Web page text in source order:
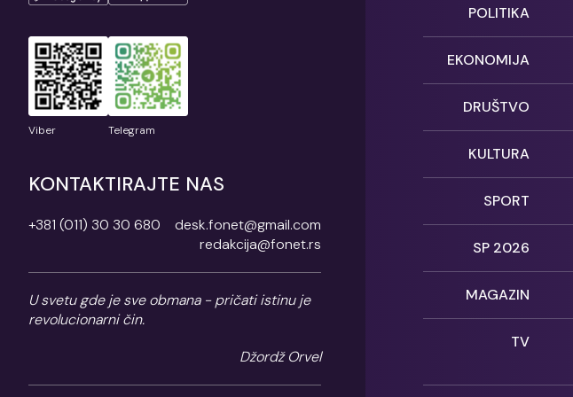
Viber Telegram
KONTAKTIRAJTE NAS
+381 (011) 30 30 680
desk.fonet@gmail.com
redakcija@fonet.rs
U svetu gde je sve obmana - pričati istinu je
revolucionarni čin.
Džordž Orvel
POLITIKA
EKONOMIJA
DRUŠTVO
KULTURA
SPORT
SP 2026
MAGAZIN
TV